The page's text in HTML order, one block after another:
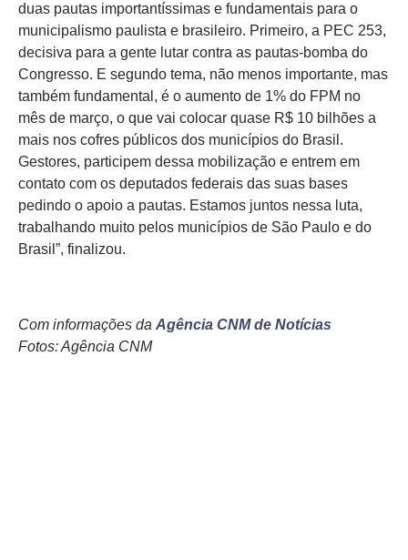
duas pautas importantíssimas e fundamentais para o
municipalismo paulista e brasileiro. Primeiro, a PEC 253,
decisiva para a gente lutar contra as pautas-bomba do
Congresso. E segundo tema, não menos importante, mas
também fundamental, é o aumento de 1% do FPM no
mês de março, o que vai colocar quase R$ 10 bilhões a
mais nos cofres públicos dos municípios do Brasil.
Gestores, participem dessa mobilização e entrem em
contato com os deputados federais das suas bases
pedindo o apoio a pautas. Estamos juntos nessa luta,
trabalhando muito pelos municípios de São Paulo e do
Brasil”, finalizou.
Com informações da Agência CNM de Notícias
Fotos: Agência CNM